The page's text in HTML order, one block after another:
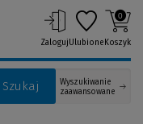
Szukaj
Wyszukiwanie
zaawansowane
ZalogujUlubione
0
Koszyk